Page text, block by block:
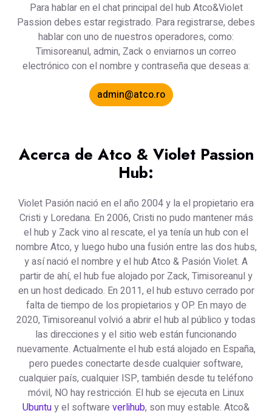
Para hablar en el chat principal del hub Atco&Violet
Passion debes estar registrado. Para registrarse, debes
hablar con uno de nuestros operadores, como:
Timisoreanul, admin, Zack o enviarnos un correo
electrónico con el nombre y contraseña que deseas a:
admin@atco.ro
Acerca de Atco & Violet Passion
Hub:
Violet Pasión nació en el año 2004 y la el propietario era
Cristi y Loredana. En 2006, Cristi no pudo mantener más
el hub y Zack vino al rescate, el ya tenía un hub con el
nombre Atco, y luego hubo una fusión entre las dos hubs,
y así nació el nombre y el hub Atco & Pasión Violet. A
partir de ahí, el hub fue alojado por Zack, Timisoreanul y
en un host dedicado. En 2011, el hub estuvo cerrado por
falta de tiempo de los propietarios y OP. En mayo de
2020, Timisoreanul volvió a abrir el hub al público y todas
las direcciones y el sitio web están funcionando
nuevamente. Actualmente el hub está alojado en España,
pero puedes conectarte desde cualquier software,
cualquier país, cualquier ISP, también desde tu teléfono
móvil, NO hay restricción. El hub se ejecuta en Linux
Ubuntuy el software verlihub, son muy estable. Atco&